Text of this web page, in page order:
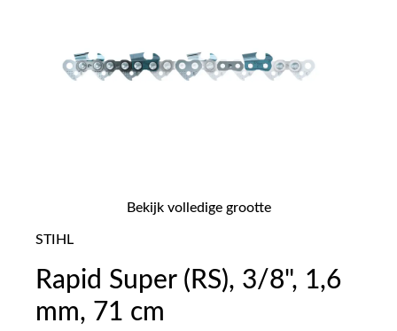
Bekijk volledige grootte
STIHL
Rapid Super (RS), 3/8", 1,6
mm, 71 cm